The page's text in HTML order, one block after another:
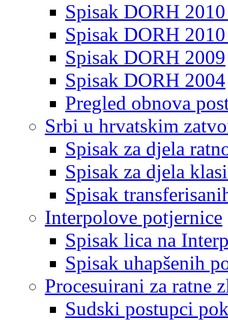
Spisak DORH
Spisak DORH
Spisak DORH 2009
Spisak DORH 2004
Pregled obnova
Srbi u hrvatskim
Spisak za djela
Spisak za djela
Spisak
Interpolove potjernice
Spisak lica na
Spisak uhapšenih
Procesuirani za ratne
Sudski postupci